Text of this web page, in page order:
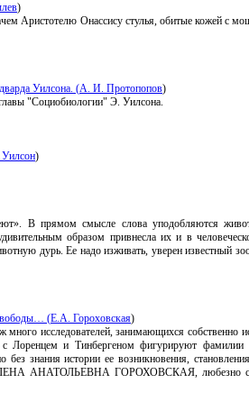
)
Аристотелю Онассису стулья, обитые кожей с
Уилсона. (А. И. Протопопов)
"Социобиологии" Э. Уилсона.
)
В прямом смысле слова уподобляются
образом привнесла их и в
дурь. Ее надо изживать, уверен известный
(Е.А. Гороховская)
много исследователей, занимающихся собственно
Лоренцем и Тинбергеном фигурируют фамилии
знания истории ее возникновения,
ЕЛЕНА АНАТОЛЬЕВНА ГОРОХОВСКАЯ, любезно